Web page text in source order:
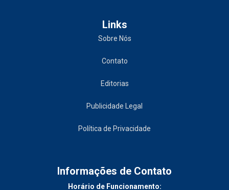
Links
Sobre Nós
Contato
Editorias
Publicidade Legal
Política de Privacidade
Informações de Contato
Horário de Funcionamento: